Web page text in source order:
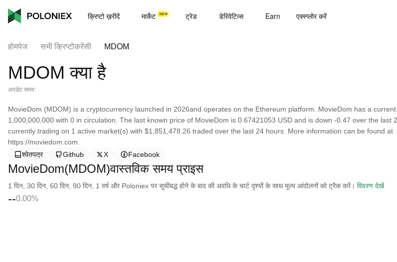
क्रिप्टो ख़रीदें मार्केट ट्रेड डेरिवेटिव्स Earn एक्स्प्लोर करें
होमपेज सभी क्रिप्टोकरेंसी MDOM
MDOM क्या है
अपडेट समय:
MovieDom (MDOM) is a cryptocurrency launched in 2026and operates on the Ethereum platform. MovieDom has a
1,000,000,000 with 0 in circulation. The last known price of MovieDom is 0.67421053 USD and is down -0.47 over the last
currently trading on 1 active market(s) with $1,851,478.26 traded over the last 24 hours. More information can be found at
https://moviedom.com.
श्वेतपत्र
Github X Facebook
MovieDom(MDOM)वास्तविक समय प्राइस
1 दिन, 30 दिन, 60 दिन, 90 दिन, 1 वर्ष और Poloniex पर सूचीबद्ध होने के बाद की अवधि के चार्ट दृश्यों के साथ मूल्य आंदोलनों को ट्रैक करें। विवरण देखें
--0.00%